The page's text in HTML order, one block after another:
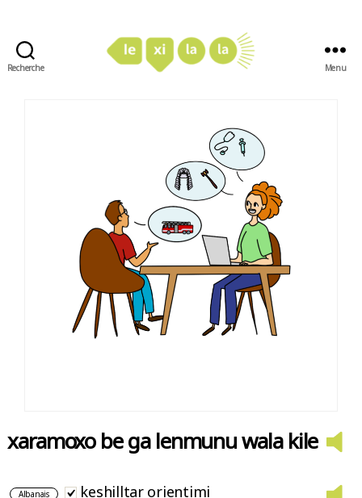
Recherche Menu
xaramoxo be ga lenmunu wala kile
Albanais keshilltar orientimi